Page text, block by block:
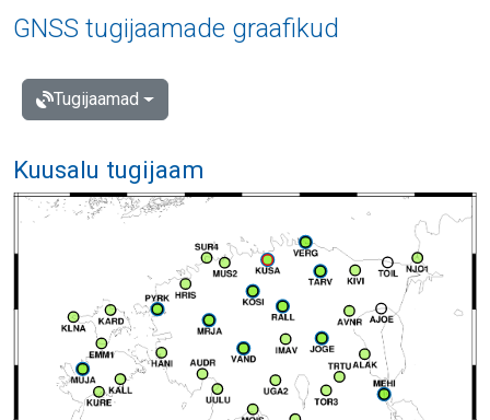
GNSS tugijaamade graafikud
Tugijaamad
Kuusalu tugijaam